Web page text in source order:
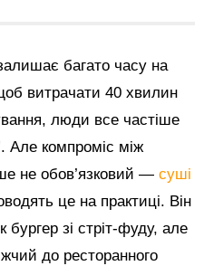
багато часу на
витрачати 40 хвилин
люди все частіше
Але компроміс між
не обов’язковий — суші
це на практиці. Він
зі стріт-фуду, але
до ресторанного